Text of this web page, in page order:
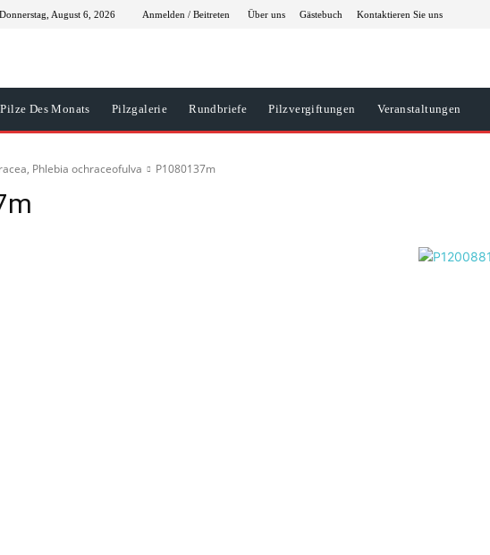
Donnerstag, August 6, 2026 Anmelden / Beitreten Über uns Gästebuch Kontaktieren Sie uns
Pilze Des Monats Pilzgalerie Rundbriefe Pilzvergiftungen Veranstaltungen
Phlebia ochraceofulva P1080137m